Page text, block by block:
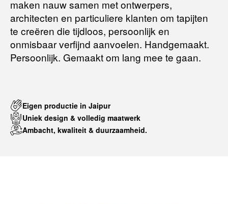
Terugbetalingsbeleid
maken nauw samen met ontwerpers,
architecten en particuliere klanten om tapijten
te creëren die tijdloos, persoonlijk en
onmisbaar verfijnd aanvoelen. Handgemaakt.
Persoonlijk. Gemaakt om lang mee te gaan.
Eigen productie in Jaipur
Uniek design & volledig maatwerk
Ambacht, kwaliteit & duurzaamheid.